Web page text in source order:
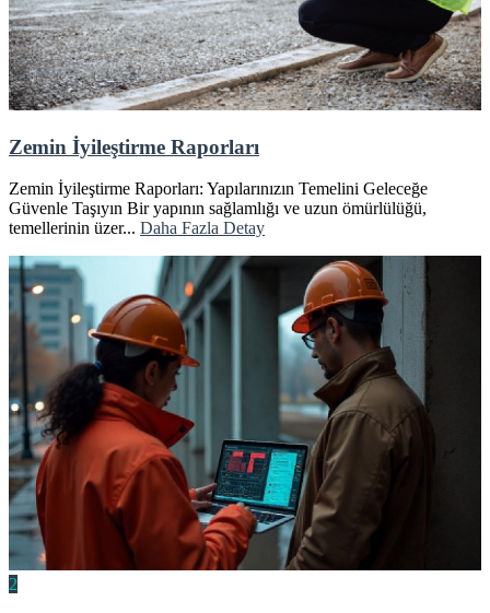
Zemin İyileştirme Raporları
Zemin İyileştirme Raporları: Yapılarınızın Temelini Geleceğe
Güvenle Taşıyın Bir yapının sağlamlığı ve uzun ömürlülüğü,
temellerinin üzer... Daha Fazla Detay
2